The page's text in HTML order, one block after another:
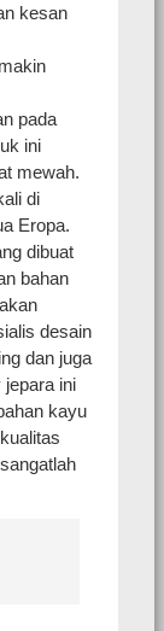
kesan
pada
ini
mewah.
di
Eropa.
dibuat
bahan
desain
dan juga
ini
kayu